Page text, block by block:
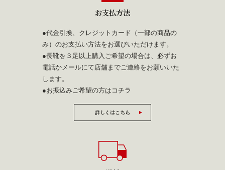
お支払方法
●代金引換、クレジットカード（一部の商品の
み）のお支払い方法をお選びいただけます。
●長靴を３足以上購入ご希望の場合は、必ずお
電話かメールにて店舗までご連絡をお願いいた
します。
●お振込みご希望の方は コチラ
詳しくはこちら